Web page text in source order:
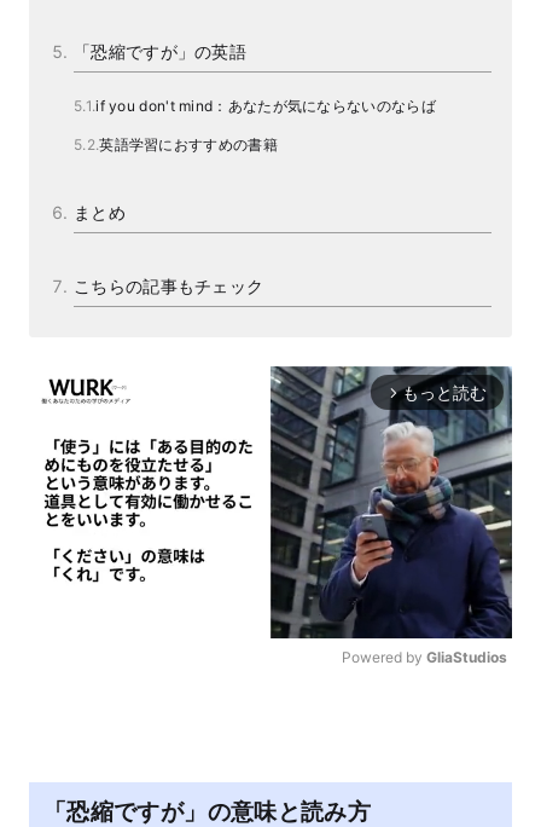
「恐縮ですが」の英語
if you don't mind：あなたが気にならないのならば
英語学習におすすめの書籍
まとめ
こちらの記事もチェック
arrow_forward_ios もっと読む
Powered by GliaStudios
「恐縮ですが」の意味と読み方